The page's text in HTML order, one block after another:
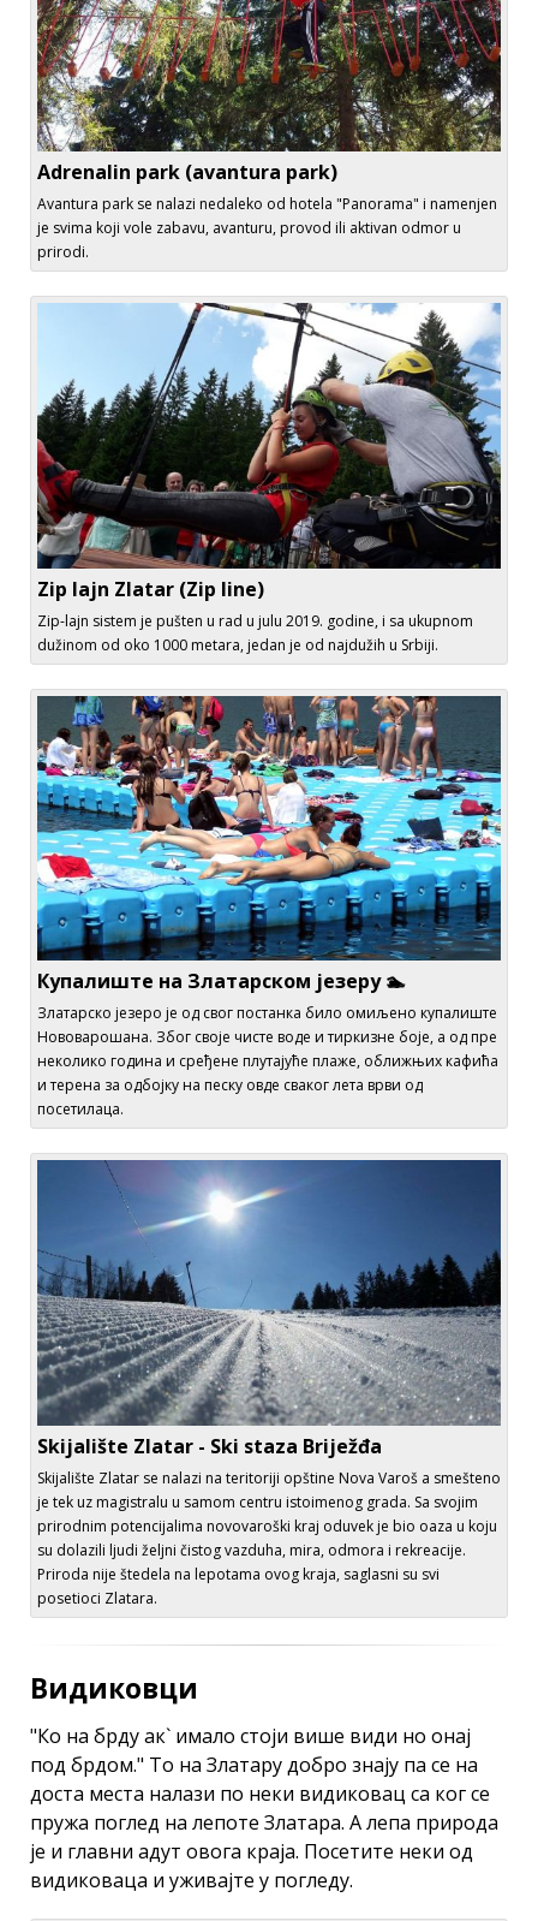
Adrenalin park (avantura park)
Avantura park se nalazi nedaleko od hotela "Panorama" i namenjen
je svima koji vole zabavu, avanturu, provod ili aktivan odmor u
prirodi.
Zip lajn Zlatar (Zip line)
Zip-lajn sistem je pušten u rad u julu 2019. godine, i sa ukupnom
dužinom od oko 1000 metara, jedan je od najdužih u Srbiji.
Купалиште на Златарском језеру 🏊
Златарско језеро је од свог постанка било омиљено купалиште
Нововарошана. Због своје чисте воде и тиркизне боје, а од пре
неколико година и сређене плутајуће плаже, оближњих кафића
и терена за одбојку на песку овде сваког лета врви од
посетилаца.
Skijalište Zlatar - Ski staza Briježđa
Skijalište Zlatar se nalazi na teritoriji opštine Nova Varoš a smešteno
je tek uz magistralu u samom centru istoimenog grada. Sa svojim
prirodnim potencijalima novovaroški kraj oduvek je bio oaza u koju
su dolazili ljudi željni čistog vazduha, mira, odmora i rekreacije.
Priroda nije štedela na lepotama ovog kraja, saglasni su svi
posetioci Zlatara.
Видиковци
"Ко на брду ак` имало стоји више види но онај
под брдом." То на Златару добро знају па се на
доста места налази по неки видиковац са ког се
пружа поглед на лепоте Златара. А лепа природа
је и главни адут овога краја. Посетите неки од
видиковаца и уживајте у погледу.